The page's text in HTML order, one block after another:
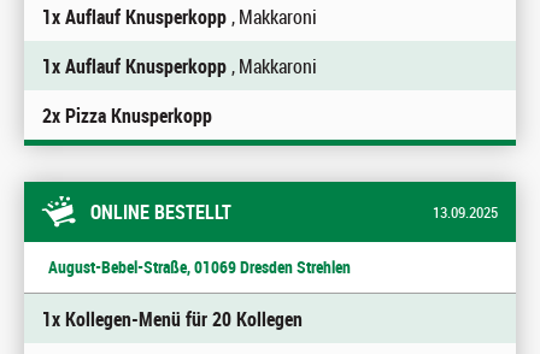
1x Auflauf Knusperkopp, Makkaroni
1x Auflauf Knusperkopp, Makkaroni
2x Pizza Knusperkopp
ONLINE BESTELLT 13.09.2025
August-Bebel-Straße, 01069 Dresden Strehlen
1x Kollegen-Menü für 20 Kollegen